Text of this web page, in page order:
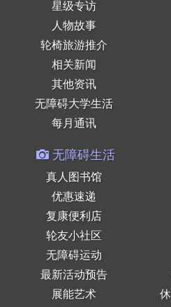
星级专访
人物故事
轮椅旅游推介
相关新闻
其他资讯
无障碍大学生活
每月通讯
无障碍生活
真人图书馆
优惠速递
复康便利店
轮友小社区
无障碍运动
最新活动预告
展能艺术